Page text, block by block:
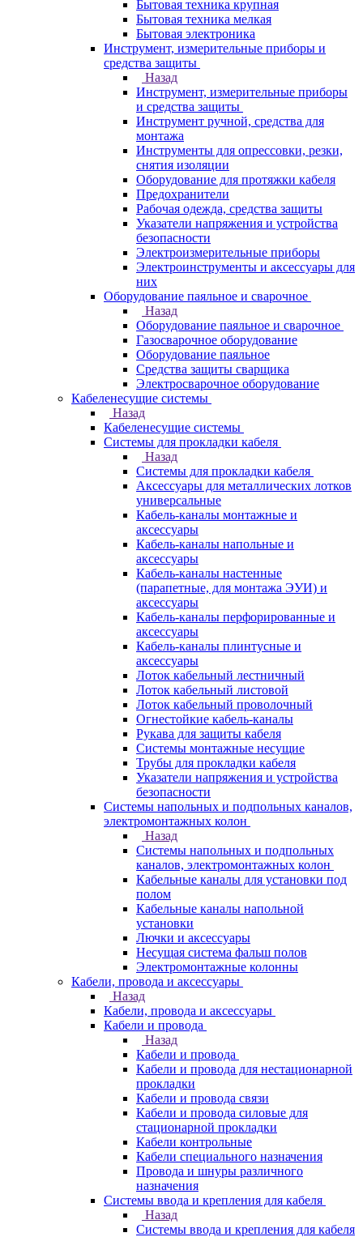
Бытовая техника крупная
Бытовая техника мелкая
Бытовая электроника
Инструмент, измерительные приборы и
средства защиты
Назад
Инструмент, измерительные приборы
и средства защиты
Инструмент ручной, средства для
монтажа
Инструменты для опрессовки, резки,
снятия изоляции
Оборудование для протяжки кабеля
Предохранители
Рабочая одежда, средства защиты
Указатели напряжения и устройства
безопасности
Электроизмерительные приборы
Электроинструменты и аксессуары для
них
Оборудование паяльное и сварочное
Назад
Оборудование паяльное и сварочное
Газосварочное оборудование
Оборудование паяльное
Средства защиты сварщика
Электросварочное оборудование
Кабеленесущие системы
Назад
Кабеленесущие системы
Системы для прокладки кабеля
Назад
Системы для прокладки кабеля
Аксессуары для металлических лотков
универсальные
Кабель-каналы монтажные и
аксессуары
Кабель-каналы напольные и
аксессуары
Кабель-каналы настенные
(парапетные, для монтажа ЭУИ) и
аксессуары
Кабель-каналы перфорированные и
аксессуары
Кабель-каналы плинтусные и
аксессуары
Лоток кабельный лестничный
Лоток кабельный листовой
Лоток кабельный проволочный
Огнестойкие кабель-каналы
Рукава для защиты кабеля
Системы монтажные несущие
Трубы для прокладки кабеля
Указатели напряжения и устройства
безопасности
Системы напольных и подпольных каналов,
электромонтажных колон
Назад
Системы напольных и подпольных
каналов, электромонтажных колон
Кабельные каналы для установки под
полом
Кабельные каналы напольной
установки
Лючки и аксессуары
Несущая система фальш полов
Электромонтажные колонны
Кабели, провода и аксессуары
Назад
Кабели, провода и аксессуары
Кабели и провода
Назад
Кабели и провода
Кабели и провода для нестационарной
прокладки
Кабели и провода связи
Кабели и провода силовые для
стационарной прокладки
Кабели контрольные
Кабели специального назначения
Провода и шнуры различного
назначения
Системы ввода и крепления для кабеля
Назад
Системы ввода и крепления для кабеля